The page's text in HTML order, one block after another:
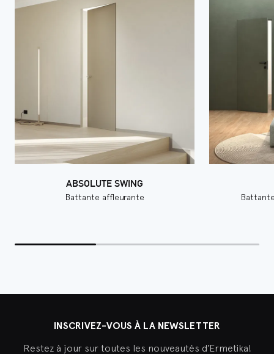
ABSOLUTE SWING
Battante affleurante
INSCRIVEZ-VOUS À LA NEWSLETTER
Restez à jour sur toutes les nouveautés d’Ermetika!